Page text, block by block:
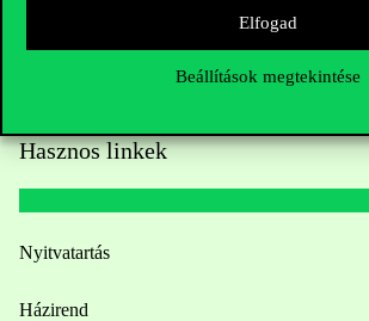
Elfogad
Beállítások megtekintése
Hasznos linkek
Nyitvatartás
Házirend